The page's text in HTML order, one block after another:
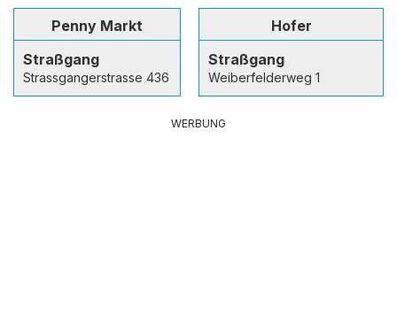
Penny Markt
Straßgang
Strassgangerstrasse 436
Hofer
Straßgang
Weiberfelderweg 1
WERBUNG